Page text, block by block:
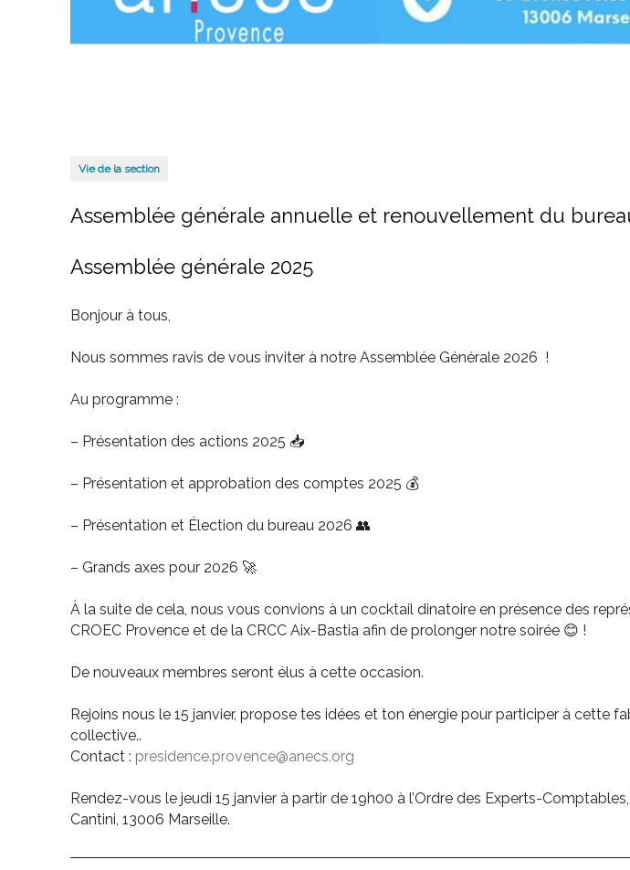
Vie de la section
Assemblée générale annuelle et renouvellement du
Assemblée générale 2025
Bonjour à tous,
Nous sommes ravis de vous inviter à notre Assemblée Générale 2026 !
Au programme :
– Présentation des actions 2025 📥
– Présentation et approbation des comptes 2025 💰
– Présentation et Élection du bureau 2026 👥️
– Grands axes pour 2026 🚀
À la suite de cela, nous vous convions à un cocktail dinatoire en présence des
CROEC Provence et de la CRCC Aix-Bastia afin de prolonger notre soirée 😊 !
De nouveaux membres seront élus à cette occasion.
Rejoins nous le 15 janvier, propose tes idées et ton énergie pour participer à cette
collective..
Contact : presidence.provence@anecs.org
Rendez-vous le jeudi 15 janvier à partir de 19h00 à l’Ordre des Experts-
Cantini, 13006 Marseille.